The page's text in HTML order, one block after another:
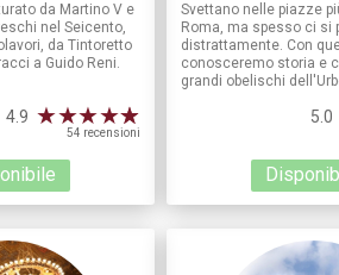
da Martino V e
nel Seicento,
da Tintoretto
a Guido Reni.
4.9 ★★★★☆
★
54 recensioni
Svettano nelle piazze
Roma, ma spesso ci si
distrattamente. Con
conosceremo storia e
grandi obelischi
5.0